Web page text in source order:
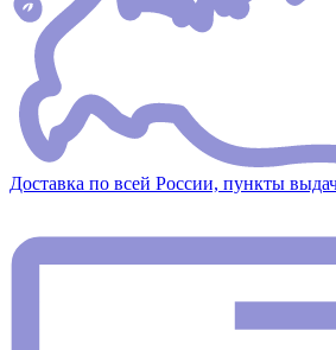
Доставка по всей России, пункты